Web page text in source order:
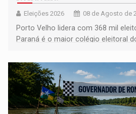
Eleições 2026 08 de Agosto de
Porto Velho lidera com 368 mil
Paraná é o maior colégio eleitoral